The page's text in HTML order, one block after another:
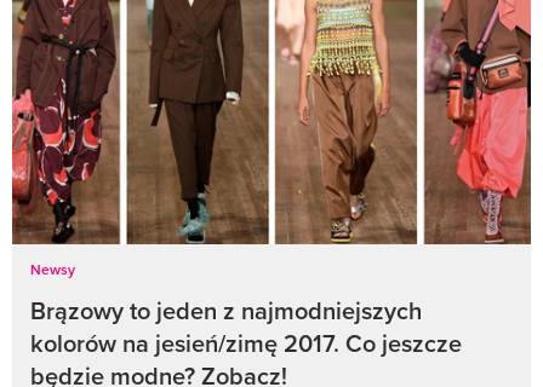
Newsy
Brązowy to jeden z najmodniejszych
kolorów na jesień/zimę 2017. Co jeszcze
będzie modne? Zobacz!